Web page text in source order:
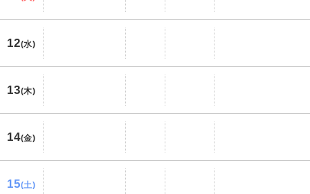
12(水)
13(木)
14(金)
15(土)